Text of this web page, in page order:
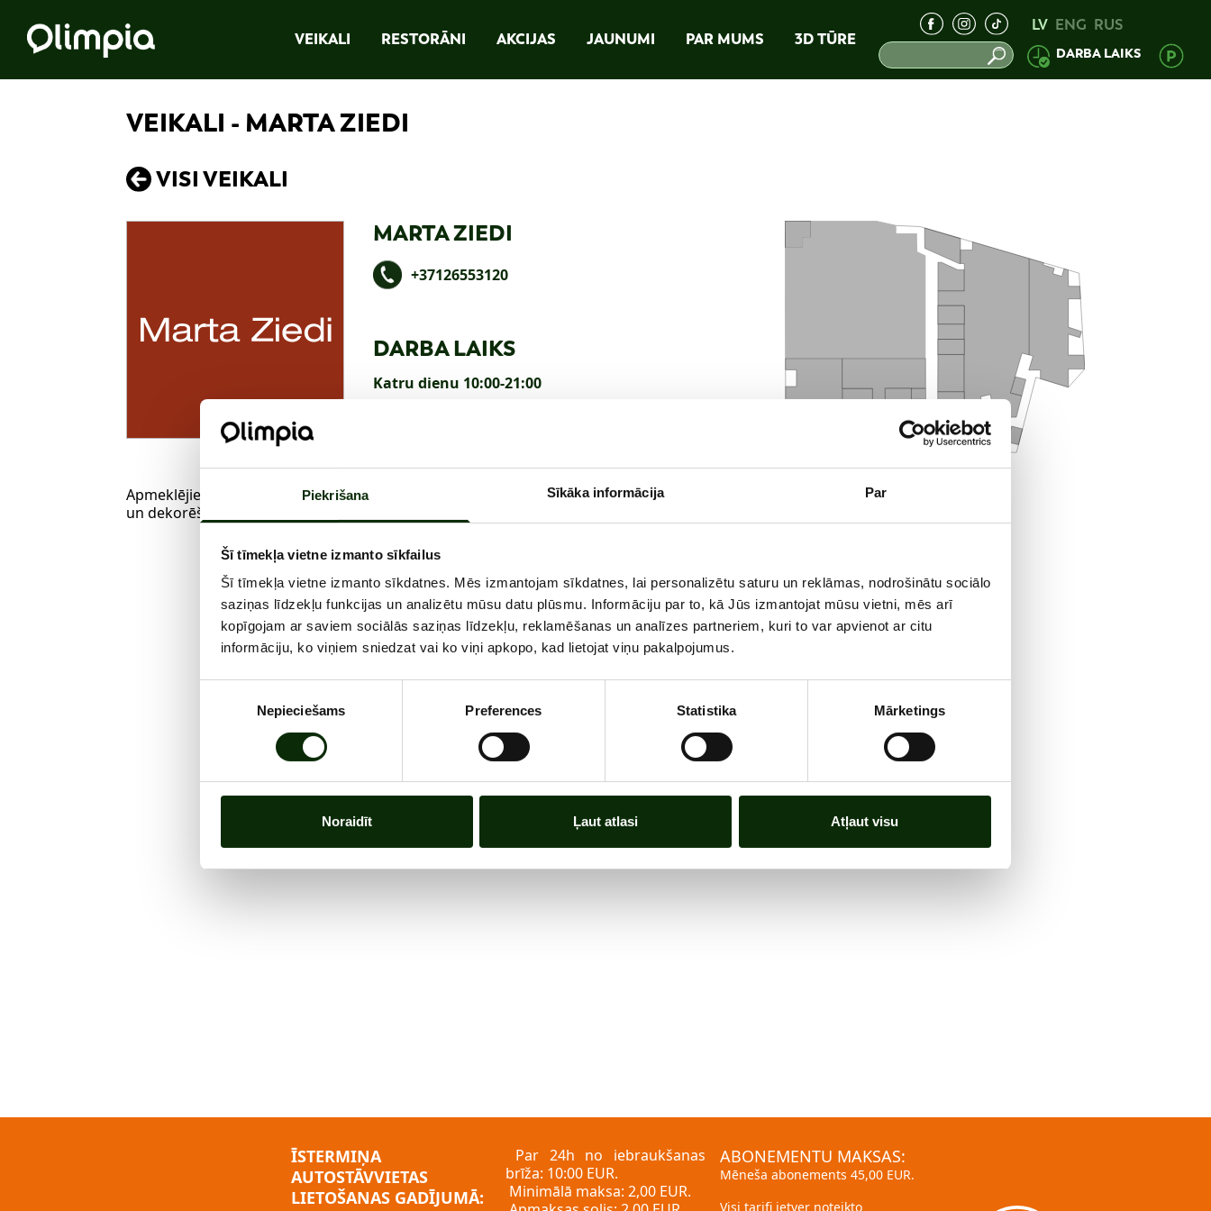
Piekrišana Sīkāka informācija Par
Šī tīmekļa vietne izmanto sīkfailus
Šī tīmekļa vietne izmanto sīkdatnes. Mēs izmantojam sīkdatnes, lai personalizētu saturu un reklāmas, nodrošinātu sociālo
saziņas līdzekļu funkcijas un analizētu mūsu datu plūsmu. Informāciju par to, kā Jūs izmantojat mūsu vietni, mēs arī
kopīgojam ar saviem sociālās saziņas līdzekļu, reklamēšanas un analīzes partneriem, kuri to var apvienot ar citu
informāciju, ko viņiem sniedzat vai ko viņi apkopo, kad lietojat viņu pakalpojumus.
Nepieciešams Preferences Statistika Mārketings
Noraidīt Ļaut atlasi Atļaut visu
VEIKALI RESTORĀNI AKCIJAS JAUNUMI PAR MUMS 3D TŪRE
LV ENG RUS
DARBA LAIKS
VEIKALI - MARTA ZIEDI
VISI VEIKALI
MARTA ZIEDI
+37126553120
DARBA LAIKS
Katru dienu 10:00-21:00
Apmeklējiet Marta ziedus - šeit ir dabīgie ziedi, kompozīcijas un pušķi svētkiem un ikdienai. Tāpat arī ziedi
un dekorēšanas risinājumi dažādiem notikumiem!
ĪSTERMIŅA
AUTOSTĀVVIETAS
LIETOŠANAS GADĪJUMĀ:
Par 24h no iebraukšanas
brīža: 10:00 EUR.
Minimālā maksa: 2,00 EUR.
ABONEMENTU MAKSAS:
Mēneša abonements 45,00 EUR.
Visi tarifi ietver noteikto